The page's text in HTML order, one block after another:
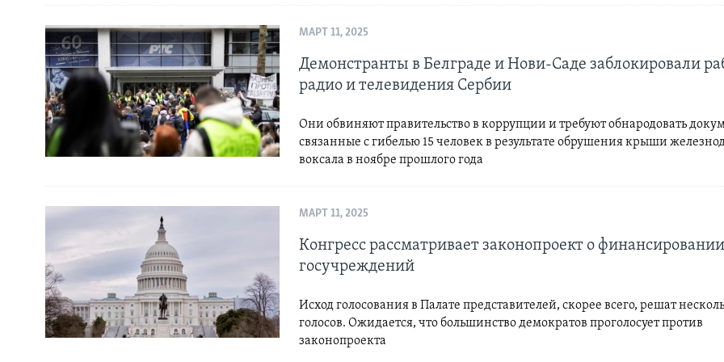
МАРТ 11, 2025
Демонстранты в Белграде и Нови-Саде заблокировали
радио и телевидения Сербии
Они обвиняют правительство в коррупции и требуют обнародовать
связанные с гибелью 15 человек в результате обрушения крыши
воксала в ноябре прошлого года
МАРТ 11, 2025
Конгресс рассматривает законопроект о финансировании
госучреждений
Исход голосования в Палате представителей, скорее всего, решат
голосов. Ожидается, что большинство демократов проголосует против
законопроекта